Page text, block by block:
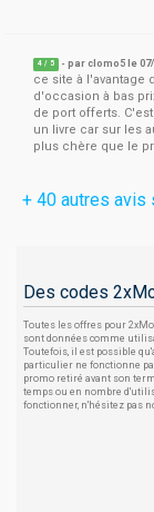
4 / 5 - parclomo5 le
ce site à l'avantage
d'occasion à bas
de port offerts.
un livre car sur les
plus chère que le
+ 40 autres avis
Des codes
Toutes les offres pour
sont données comme
Toutefois, il est possible
particulier ne fonctionne
promo retiré avant son
temps ou en nombre
fonctionner, n'hésitez pas